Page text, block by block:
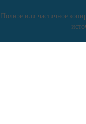
или частичное